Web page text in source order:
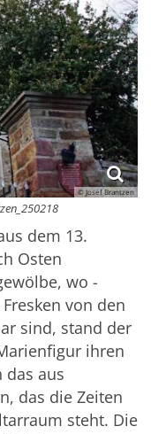
© Josef Brantzen
dem 13.
Osten
wo -
von den
sind, stand der
ihren
das aus
das die Zeiten
steht. Die